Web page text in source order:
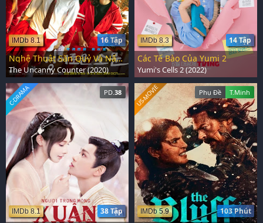
16 Tập
IMDb 8.1
Nghệ Thuật Săn Quỷ Và Nấu Mì
The Uncanny Counter (2020)
14 Tập
IMDb 8.3
Các Tế Bào Của Yumi 2
Yumi's Cells 2 (2022)
PD.38
38 Tập
IMDb 8.1
C-DRAMA Phụ Đề T.Minh
103 Phút
IMDb 5.9
US-MOVIE